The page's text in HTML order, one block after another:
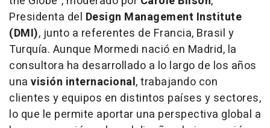
Presidenta del Design Management Institute
(DMI), junto a referentes de Francia, Brasil y
Turquía. Aunque Mormedi nació en Madrid, la
consultora ha desarrollado a lo largo de los años
una visión internacional, trabajando con
clientes y equipos en distintos países y sectores,
lo que le permite aportar una perspectiva global a